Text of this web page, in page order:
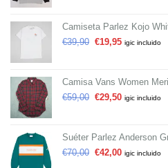
Camiseta Parlez Kojo
€39,90 €19,95 igic incluido
Camisa Vans Women
€59,00 €29,50 igic incluido
Suéter Parlez Anderson
€70,00 €42,00 igic incluido